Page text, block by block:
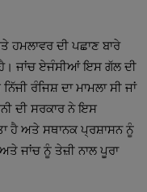
ਦੀ ਪਛਾਣ ਬਾਰੇ
ਜਾਂਚ ਏਜੰਸੀਆਂ ਇਸ ਗੱਲ ਦੀ
ਰੰਜਿਸ਼ ਦਾ ਮਾਮਲਾ ਸੀ ਜਾਂ
ਦੀ ਸਰਕਾਰ ਨੇ ਇਸ
ਹੈ ਅਤੇ ਸਥਾਨਕ ਪ੍ਰਸ਼ਾਸਨ ਨੂੰ
ਜਾਂਚ ਨੂੰ ਤੇਜ਼ੀ ਨਾਲ ਪੂਰਾ